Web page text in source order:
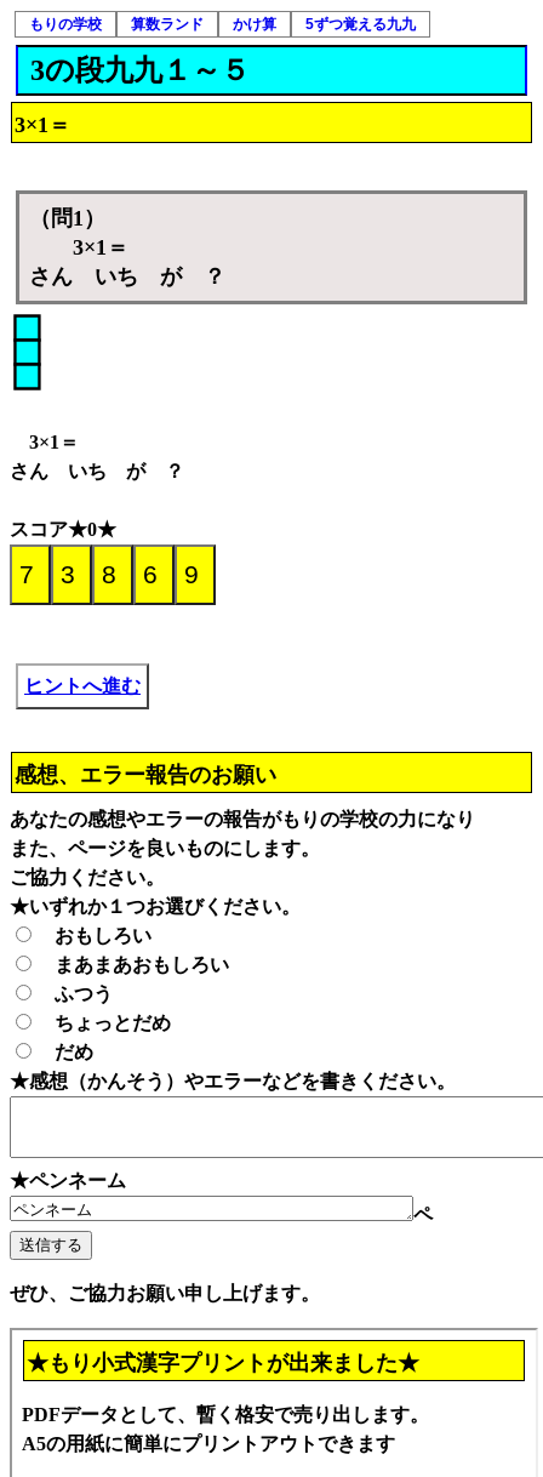
もりの学校 算数ランド かけ算 5ずつ覚える九九
3の段九九１～５
3×1＝
（問1）
3×1＝
さん いち が ？
3×1＝
さん いち が ？
スコア★0★
ヒントへ進む
感想、エラー報告のお願い
あなたの感想やエラーの報告がもりの学校の力になり
また、ページを良いものにします。
ご協力ください。
★いずれか１つお選びください。
おもしろい
まあまあおもしろい
ふつう
ちょっとだめ
だめ
★感想（かんそう）やエラーなどを書きください。
★ペンネーム
ペ
ぜひ、ご協力お願い申し上げます。